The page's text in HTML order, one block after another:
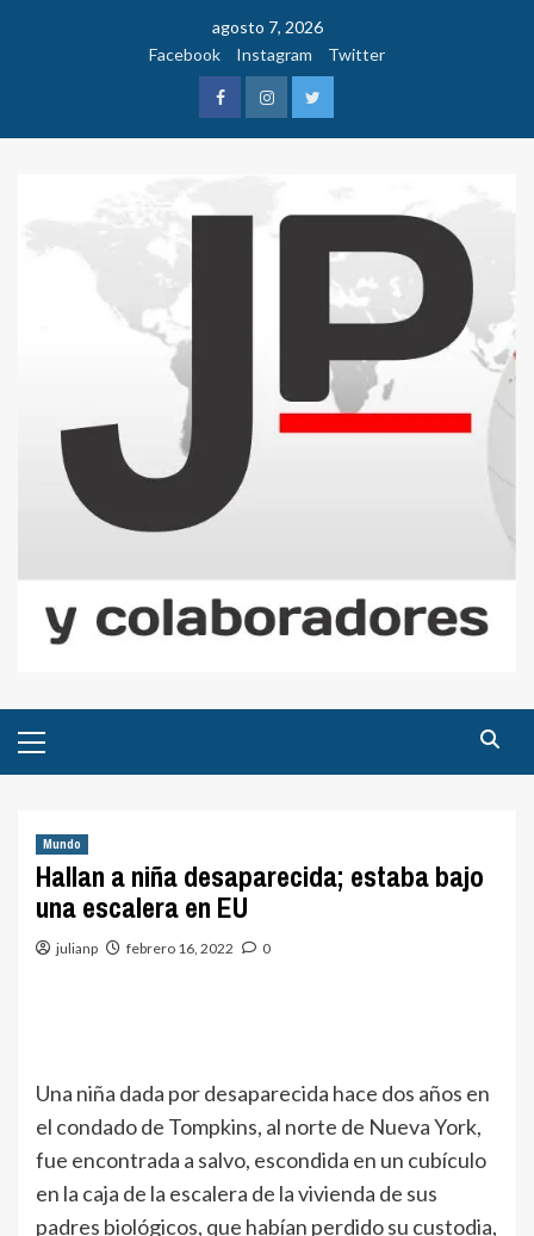
agosto 7, 2026
Facebook
Instagram Twitter
FacebookInstagramTwitter
principal
Mundo
Hallan a niña desaparecida; estaba bajo
una escalera en EU
julianp febrero 16, 2022 0
Una niña dada por desaparecida hace dos años en
el condado de Tompkins, al norte de Nueva York,
fue encontrada a salvo, escondida en un cubículo
en la caja de la escalera de la vivienda de sus
padres biológicos, que habían perdido su custodia,